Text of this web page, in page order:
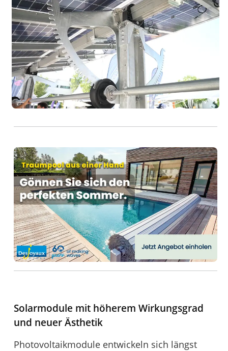
Anzeige
Solarmodule mit höherem Wirkungsgrad
und neuer Ästhetik
Photovoltaikmodule entwickeln sich längst